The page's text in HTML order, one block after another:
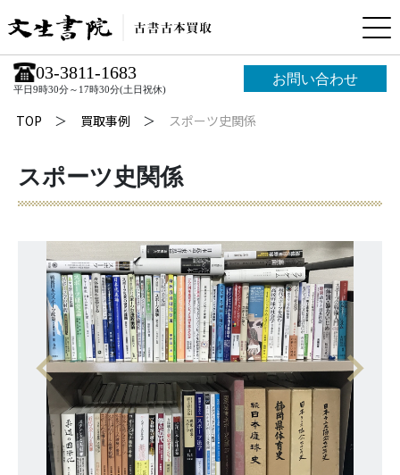
03-3811-1683
平日9時30分～17時30分(土日祝休)
お問い合わせ
TOP 買取事例 スポーツ史関係
スポーツ史関係